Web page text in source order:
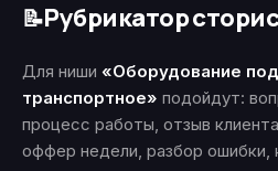
📝Рубрикатор
Для ниши «Оборудование
транспортное» подойдут:
процесс работы, отзыв
оффер недели, разбор ошибки,